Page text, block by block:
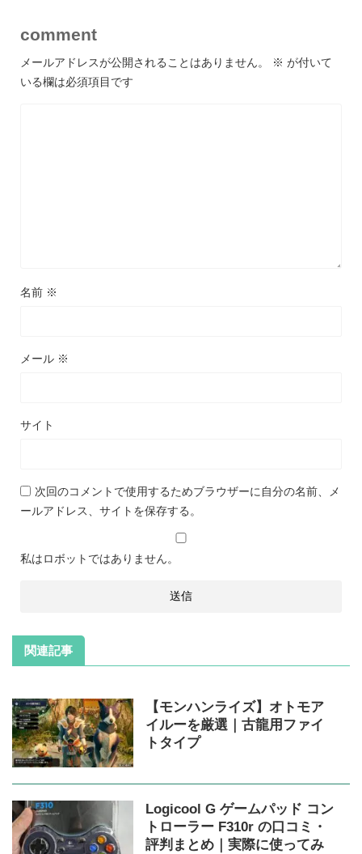
comment
メールアドレスが公開されることはありません。 ※ が付いて
いる欄は必須項目です
名前 ※
メール ※
サイト
次回のコメントで使用するためブラウザーに自分の名前、メ
ールアドレス、サイトを保存する。
私はロボットではありません。
関連記事
【モンハンライズ】オトモア
イルーを厳選｜古龍用ファイ
トタイプ
Logicool G ゲームパッド コン
トローラー F310r の口コミ・
評判まとめ｜実際に使ってみ